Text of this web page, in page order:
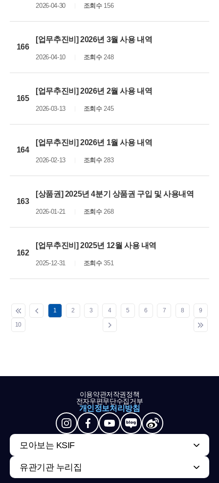
2026-04-30 조회수156
166
[업무추진비] 2026년 3월 사용 내역
2026-04-10 조회수248
165
[업무추진비] 2026년 2월 사용 내역
2026-03-13 조회수245
164
[업무추진비] 2026년 1월 사용 내역
2026-02-13 조회수283
163
[상품권] 2025년 4분기 상품권 구입 및 사용내역
2026-01-21 조회수268
162
[업무추진비] 2025년 12월 사용 내역
2025-12-31 조회수351
1 2 3 4 5 6 7 8 9
10
이용약관저작권정책
전자우편무단수집거부
개인정보처리방침
모아보는 KSIF
유관기관 누리집